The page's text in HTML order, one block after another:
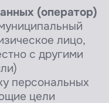
(оператор)
лицо,
с другими
персональных
цели